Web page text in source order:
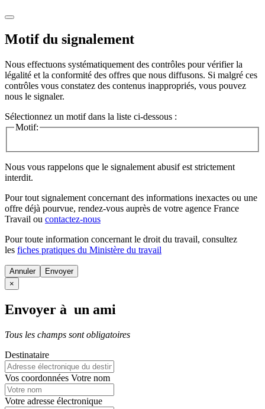
Motif du signalement
Nous effectuons systématiquement des contrôles pour vérifier la
légalité et la conformité des offres que nous diffusons. Si malgré ces
contrôles vous constatez des contenus inappropriés, vous pouvez
nous le signaler.
Sélectionnez un motif dans la liste ci-dessous :
Motif:
Nous vous rappelons que le signalement abusif est strictement
interdit.
Pour tout signalement concernant des informations inexactes ou une
offre déjà pourvue, rendez-vous auprès de votre agence France
Travail ou contactez-nous
Pour toute information concernant le droit du travail, consultez
les fiches pratiques du Ministère du travail
Annuler
×
Envoyer à un ami
Tous les champs sont obligatoires
Destinataire
Vos coordonnées Votre nom
Votre adresse électronique